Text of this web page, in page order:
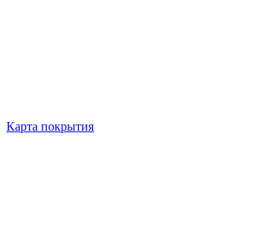
Карта покрытия